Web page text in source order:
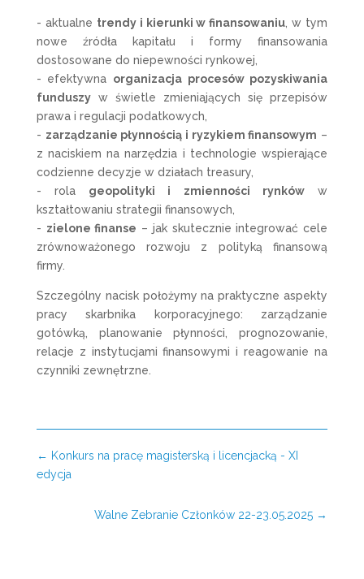
- aktualne trendy i kierunki w finansowaniu , w tym
nowe źródła kapitału i formy finansowania
dostosowane do niepewności rynkowej,
- efektywna organizacja procesów pozyskiwania
funduszyw świetle zmieniających się przepisów
prawa i regulacji podatkowych,
- zarządzanie płynnością i ryzykiem finansowym –
z naciskiem na narzędzia i technologie wspierające
codzienne decyzje w działach treasury,
- rola geopolityki i zmienności rynkóww
kształtowaniu strategii finansowych,
- zielone finanse – jak skutecznie integrować cele
zrównoważonego rozwoju z polityką finansową
firmy.
Szczególny nacisk położymy na praktyczne aspekty
pracy skarbnika korporacyjnego: zarządzanie
gotówką, planowanie płynności, prognozowanie,
relacje z instytucjami finansowymi i reagowanie na
czynniki zewnętrzne.
← Konkurs na pracę magisterską i licencjacką - XI
edycja
Walne Zebranie Członków 22-23.05.2025 →